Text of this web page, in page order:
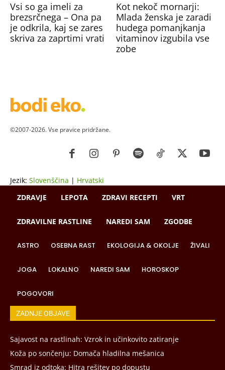
Vsi so ga imeli za
brezsrčnega – Ona pa
je odkrila, kaj se zares
skriva za zaprtimi vrati
Kot nekoč mornarji:
Mlada ženska je zaradi
hudega pomanjkanja
vitaminov izgubila vse
zobe
©2007-2026. Vse pravice pridržane.
Jezik: Slovenščina | Hrvatski
ZDRAVJE
LEPOTA ZDRAVI RECEPTI VRT
ZDRAVILNE RASTLINE NAREDI SAM ZGODBE
ASTRO OSEBNA RAST EKOLOGIJA & OKOLJE ŽIVALI
JOGA LOKALNO NAREDI SAM HOROSKOP
POGOVORI
ZADNJE OBJAVE
Sajavost na rastlinah: Vzrok in učinkovito zatiranje
Koža po sončenju: Domača hladilna mešanica
Smrad iz odtoka: Hitra rešitev po dopustu